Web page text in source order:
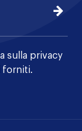
sulla privacy
forniti.
Iscrivi